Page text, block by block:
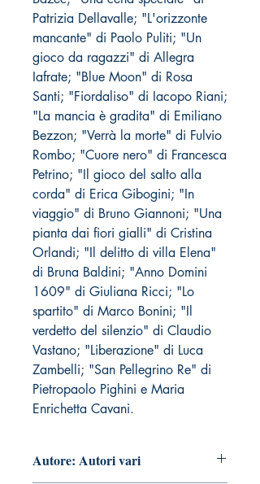
Patrizia Dellavalle; "L'orizzonte
mancante" di Paolo Puliti; "Un
gioco da ragazzi" di Allegra
Iafrate; "Blue Moon" di Rosa
Santi; "Fiordaliso" di Iacopo Riani;
"La mancia è gradita" di Emiliano
Bezzon; "Verrà la morte" di Fulvio
Rombo; "Cuore nero" di Francesca
Petrino; "Il gioco del salto alla
corda" di Erica Gibogini; "In
viaggio" di Bruno Giannoni; "Una
pianta dai fiori gialli" di Cristina
Orlandi; "Il delitto di villa Elena"
di Bruna Baldini; "Anno Domini
1609" di Giuliana Ricci; "Lo
spartito" di Marco Bonini; "Il
verdetto del silenzio" di Claudio
Vastano; "Liberazione" di Luca
Zambelli; "San Pellegrino Re" di
Pietropaolo Pighini e Maria
Enrichetta Cavani.
Autore: Autori vari